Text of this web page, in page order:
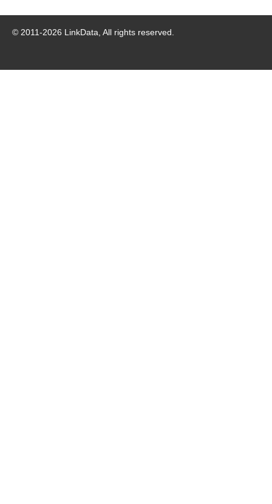
© 2011-2026 LinkData, All rights reserved.